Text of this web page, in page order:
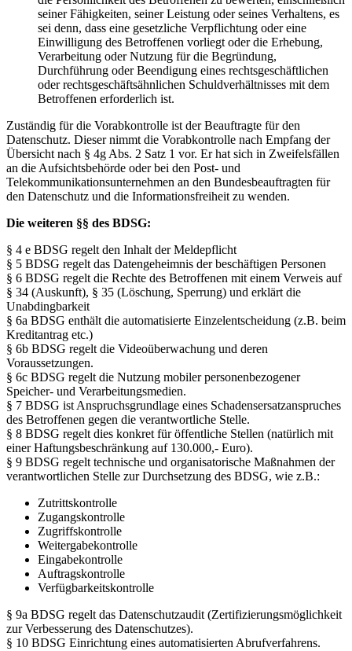
seiner Fähigkeiten, seiner Leistung oder seines Verhaltens, es
sei denn, dass eine gesetzliche Verpflichtung oder eine
Einwilligung des Betroffenen vorliegt oder die Erhebung,
Verarbeitung oder Nutzung für die Begründung,
Durchführung oder Beendigung eines rechtsgeschäftlichen
oder rechtsgeschäftsähnlichen Schuldverhältnisses mit dem
Betroffenen erforderlich ist.
Zuständig für die Vorabkontrolle ist der Beauftragte für den
Datenschutz. Dieser nimmt die Vorabkontrolle nach Empfang der
Übersicht nach § 4g Abs. 2 Satz 1 vor. Er hat sich in Zweifelsfällen
an die Aufsichtsbehörde oder bei den Post- und
Telekommunikationsunternehmen an den Bundesbeauftragten für
den Datenschutz und die Informationsfreiheit zu wenden.
Die weiteren §§ des BDSG:
§ 4 e BDSG regelt den Inhalt der Meldepflicht
§ 5 BDSG regelt das Datengeheimnis der beschäftigen Personen
§ 6 BDSG regelt die Rechte des Betroffenen mit einem Verweis auf
§ 34 (Auskunft), § 35 (Löschung, Sperrung) und erklärt die
Unabdingbarkeit
§ 6a BDSG enthält die automatisierte Einzelentscheidung (z.B. beim
Kreditantrag etc.)
§ 6b BDSG regelt die Videoüberwachung und deren
Voraussetzungen.
§ 6c BDSG regelt die Nutzung mobiler personenbezogener
Speicher- und Verarbeitungsmedien.
§ 7 BDSG ist Anspruchsgrundlage eines Schadensersatzanspruches
des Betroffenen gegen die verantwortliche Stelle.
§ 8 BDSG regelt dies konkret für öffentliche Stellen (natürlich mit
einer Haftungsbeschränkung auf 130.000,- Euro).
§ 9 BDSG regelt technische und organisatorische Maßnahmen der
verantwortlichen Stelle zur Durchsetzung des BDSG, wie z.B.:
Zutrittskontrolle
Zugangskontrolle
Zugriffskontrolle
Weitergabekontrolle
Eingabekontrolle
Auftragskontrolle
Verfügbarkeitskontrolle
§ 9a BDSG regelt das Datenschutzaudit (Zertifizierungsmöglichkeit
zur Verbesserung des Datenschutzes).
§ 10 BDSG Einrichtung eines automatisierten Abrufverfahrens.